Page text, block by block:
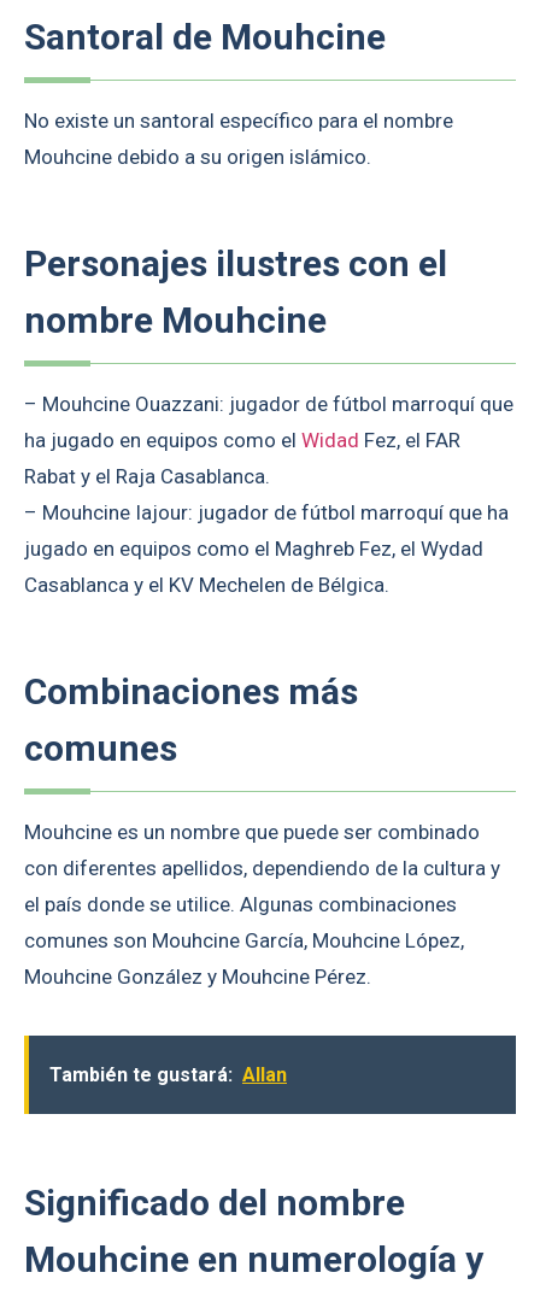
Santoral de Mouhcine
No existe un santoral específico para el nombre
Mouhcine debido a su origen islámico.
Personajes ilustres con el
nombre Mouhcine
– Mouhcine Ouazzani: jugador de fútbol marroquí que
ha jugado en equipos como el Widad Fez, el FAR
Rabat y el Raja Casablanca.
– Mouhcine Iajour: jugador de fútbol marroquí que ha
jugado en equipos como el Maghreb Fez, el Wydad
Casablanca y el KV Mechelen de Bélgica.
Combinaciones más
comunes
Mouhcine es un nombre que puede ser combinado
con diferentes apellidos, dependiendo de la cultura y
el país donde se utilice. Algunas combinaciones
comunes son Mouhcine García, Mouhcine López,
Mouhcine González y Mouhcine Pérez.
También te gustará: Allan
Significado del nombre
Mouhcine en numerología y